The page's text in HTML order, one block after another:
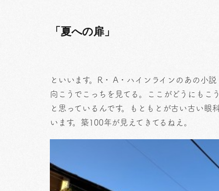
「夏への扉」
といいます。R・ A・ハインラインのあの小
向こうでこっちを見てる。ここがどうにもこ
と思っているんです。もともとが古い古い
います。築100年が見えてきてるねえ。